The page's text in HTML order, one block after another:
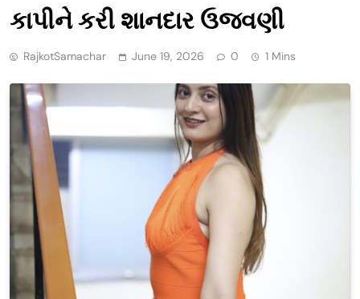
કાપીને કરી શાનદાર ઉજવણી
RajkotSamachar June 19, 2026 0 1 Mins